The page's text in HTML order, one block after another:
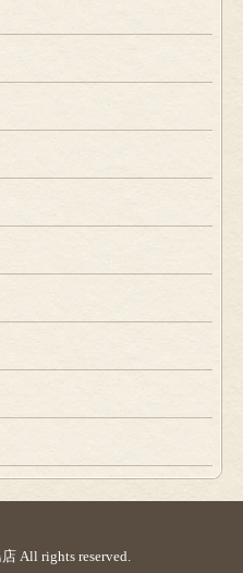
All rights reserved.